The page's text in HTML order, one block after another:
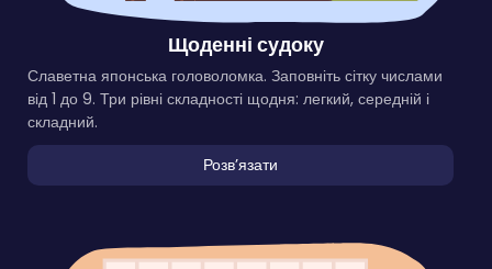
Щоденні судоку
Славетна японська головоломка. Заповніть сітку числами
від 1 до 9. Три рівні складності щодня: легкий, середній і
складний.
Розвʼязати